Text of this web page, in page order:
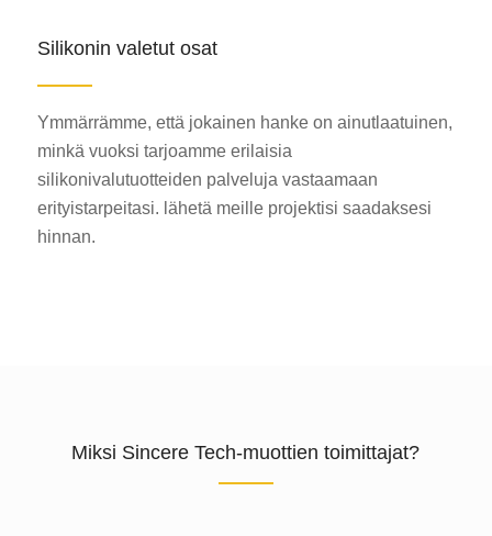
Silikonin valetut osat
Ymmärrämme, että jokainen hanke on ainutlaatuinen,
minkä vuoksi tarjoamme erilaisia
silikonivalutuotteiden palveluja vastaamaan
erityistarpeitasi. lähetä meille projektisi saadaksesi
hinnan.
Miksi Sincere Tech-muottien toimittajat?